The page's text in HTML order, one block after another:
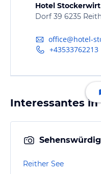
Hotel Stockerwirt
Dorf 39 6235
office@hotel-
+43533762213
Interessantes in
Reither See